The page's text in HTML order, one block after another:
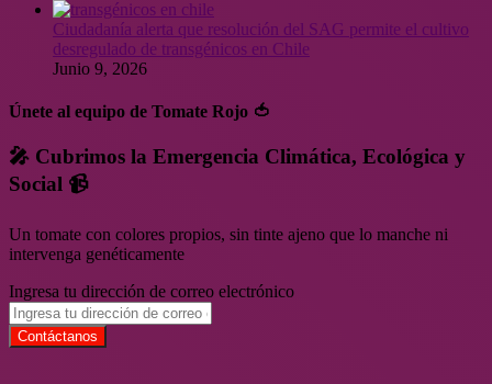
Ciudadanía alerta que resolución del SAG permite el cultivo
desregulado de transgénicos en Chile
Junio 9, 2026
Únete al equipo de Tomate Rojo 🍅
🎤 Cubrimos la Emergencia Climática, Ecológica y
Social 📹
Un tomate con colores propios, sin tinte ajeno que lo manche ni
intervenga genéticamente
Ingresa tu dirección de correo electrónico